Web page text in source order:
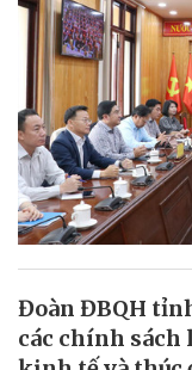
Đoàn ĐBQH
các chính